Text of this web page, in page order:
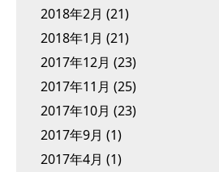
2018年2月 (21)
2018年1月 (21)
2017年12月 (23)
2017年11月 (25)
2017年10月 (23)
2017年9月 (1)
2017年4月 (1)